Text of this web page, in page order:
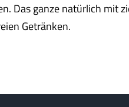
Das ganze natürlich mit
Getränken.